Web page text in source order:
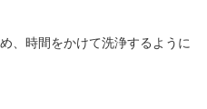
、時間をかけて洗浄するように